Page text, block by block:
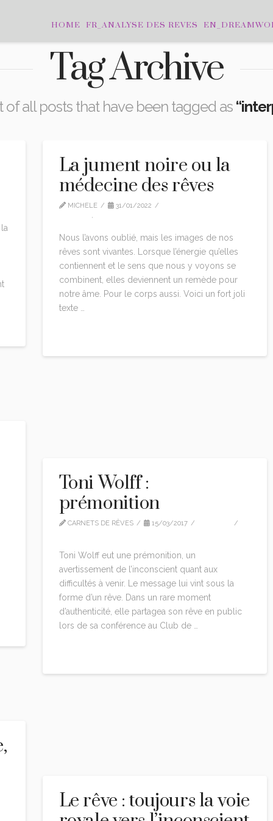
HOME FR_ANALYSE DES REVES
Tag Archive
all posts that have been tagged as
La jument noire ou la
médecine des rêves
MICHELE
31/01/2022
,
Nous l’avons oublié, mais les images de nos
rêves sont vivantes. Lorsque l’énergie qu’elles
contiennent et le sens que nous y voyons se
combinent, elles deviennent un remède pour
notre âme. Pour le corps aussi. Voici un fort joli
texte …
Toni Wolff :
prémonition
CARNETS DE RÊVES 15/03/2017
Toni Wolff eut une prémonition, un
avertissement de l’inconscient quant aux
difficultés à venir. Le message lui vint sous la
forme d’un rêve. Dans un rare moment
d’authenticité, elle partagea son rêve en public
lors de sa conférence au Club de …
Le rêve : toujours la voie